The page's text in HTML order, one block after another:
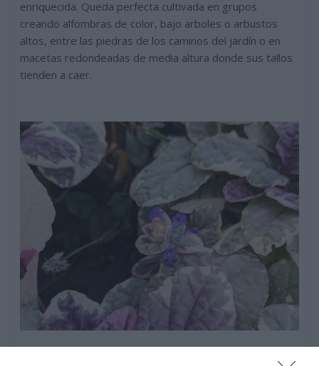
enriquecida. Queda perfecta cultivada en grupos
creando alfombras de color, bajo arboles o arbustos
altos, entre las piedras de los caminos del jardín o en
macetas redondeadas de media altura donde sus tallos
tienden a caer.